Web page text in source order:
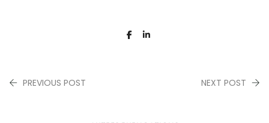
PREVIOUS POST NEXT POST